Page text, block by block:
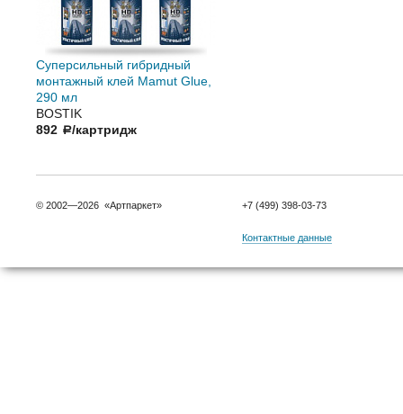
Суперсильный гибридный
монтажный клей Mamut Glue,
290 мл
BOSTIK
892 a/картридж
© 2002—2026 «Артпаркет» +7 (499) 398-03-73
Контактные данные